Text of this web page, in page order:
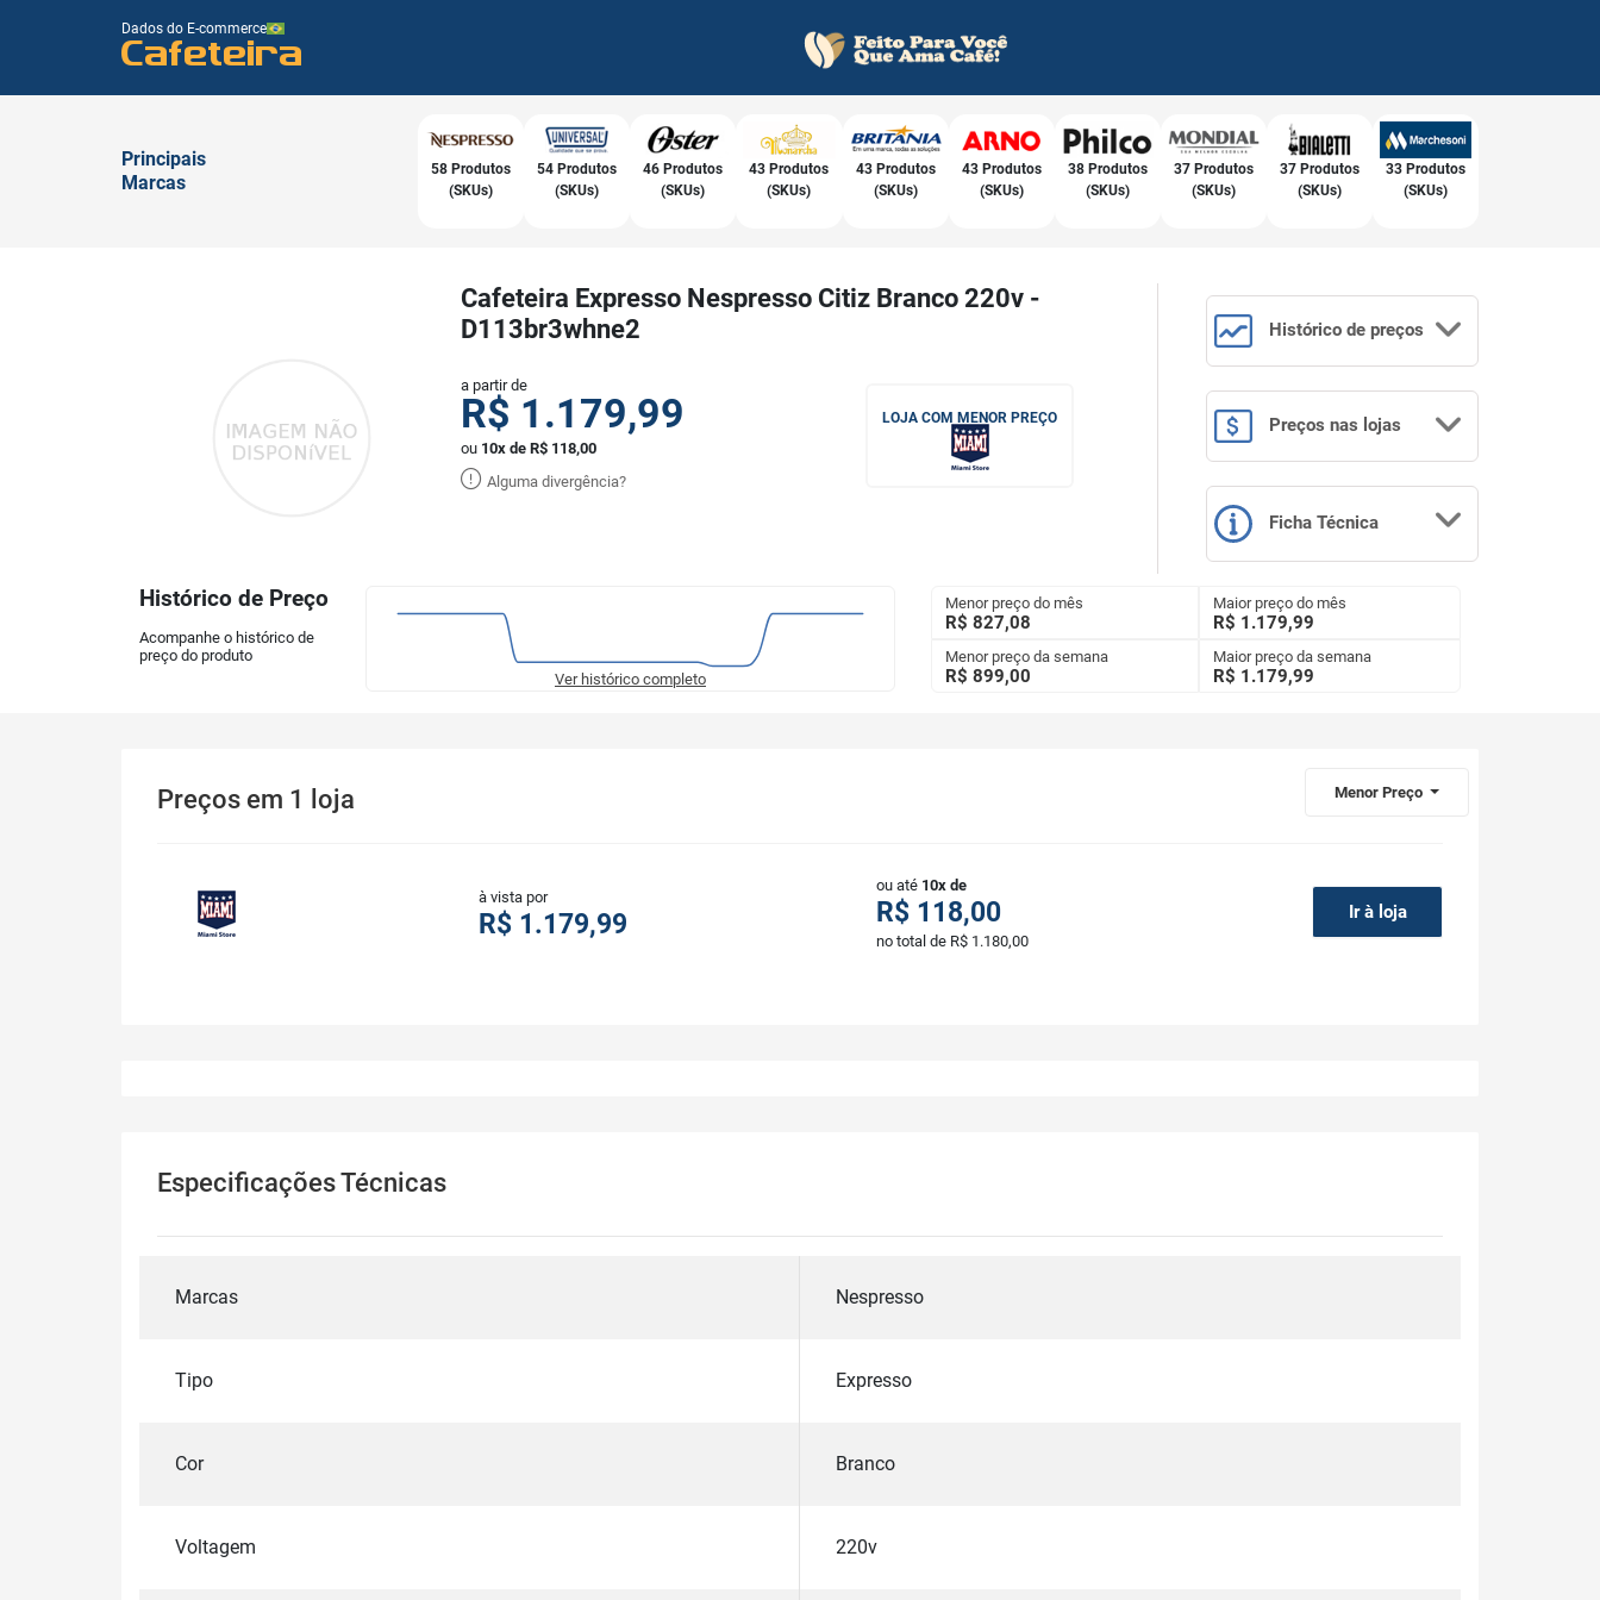
Dados do E-commerce
Cafeteira
Principais
Marcas
58 Produtos
(SKUs)
54 Produtos
(SKUs)
46 Produtos
(SKUs)
43 Produtos
(SKUs)
43 Produtos
(SKUs)
43 Produtos
(SKUs)
38 Produtos
(SKUs)
37 Produtos
(SKUs)
37 Produtos
(SKUs)
33 Produtos
(SKUs)
Cafeteira Expresso Nespresso Citiz Branco 220v -
D113br3whne2
a partir de
R$ 1.179,99
ou 10x de R$ 118,00
Alguma divergência?
LOJA COM MENOR PREÇO
Histórico de preços
Preços nas lojas
Ficha Técnica
Histórico de Preço
Acompanhe o histórico de
preço do produto
Ver histórico completo
Menor preço do mês
R$ 827,08
Maior preço do mês
R$ 1.179,99
Menor preço da semana
R$ 899,00
Maior preço da semana
R$ 1.179,99
Preços em 1 loja Menor Preço
à vista por
R$ 1.179,99
ou até 10x de
R$ 118,00
no total de R$ 1.180,00
Ir à loja
Especificações Técnicas
Marcas Nespresso
Tipo Expresso
Cor Branco
Voltagem 220v